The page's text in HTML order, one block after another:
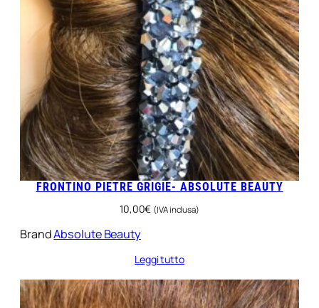
FRONTINO PIETRE GRIGIE- ABSOLUTE BEAUTY
10,00€ (IVA inclusa)
BrandAbsolute Beauty
Leggi tutto